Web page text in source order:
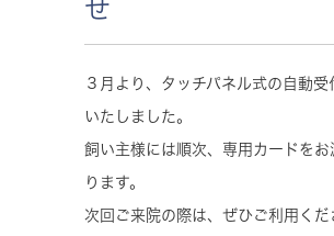
せ
３月より、タッチパネル式の自動受
いたしました。
飼い主様には順次、専用カードをお
ります。
次回ご来院の際は、ぜひご利用くだ